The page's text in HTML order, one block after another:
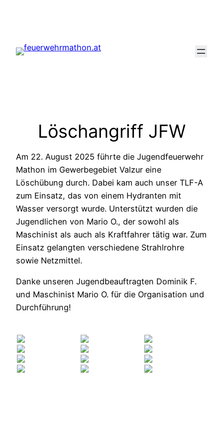
Löschangriff JFW
Am 22. August 2025 führte die Jugendfeuerwehr
Mathon im Gewerbegebiet Valzur eine
Löschübung durch. Dabei kam auch unser TLF-A
zum Einsatz, das von einem Hydranten mit
Wasser versorgt wurde. Unterstützt wurden die
Jugendlichen von Mario O., der sowohl als
Maschinist als auch als Kraftfahrer tätig war. Zum
Einsatz gelangten verschiedene Strahlrohre
sowie Netzmittel.
Danke unseren Jugendbeauftragten Dominik F.
und Maschinist Mario O. für die Organisation und
Durchführung!